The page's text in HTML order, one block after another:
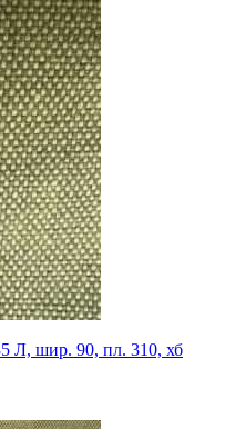
Л, шир. 90, пл. 310, хб